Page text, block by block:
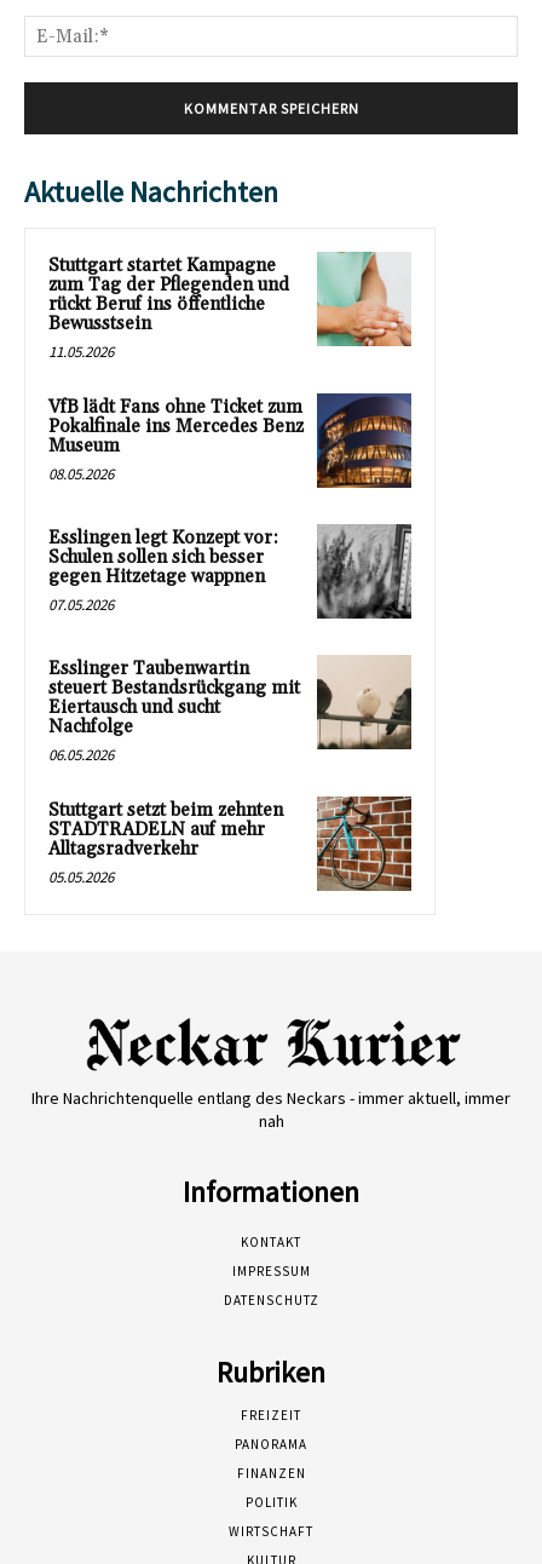
Aktuelle Nachrichten
Stuttgart startet Kampagne
zum Tag der Pflegenden und
rückt Beruf ins öffentliche
Bewusstsein
11.05.2026
VfB lädt Fans ohne Ticket zum
Pokalfinale ins Mercedes Benz
Museum
08.05.2026
Esslingen legt Konzept vor:
Schulen sollen sich besser
gegen Hitzetage wappnen
07.05.2026
Esslinger Taubenwartin
steuert Bestandsrückgang mit
Eiertausch und sucht
Nachfolge
06.05.2026
Stuttgart setzt beim zehnten
STADTRADELN auf mehr
Alltagsradverkehr
05.05.2026
Ihre Nachrichtenquelle entlang des Neckars - immer aktuell, immer
nah
Informationen
KONTAKT
IMPRESSUM
DATENSCHUTZ
Rubriken
FREIZEIT
PANORAMA
FINANZEN
POLITIK
WIRTSCHAFT